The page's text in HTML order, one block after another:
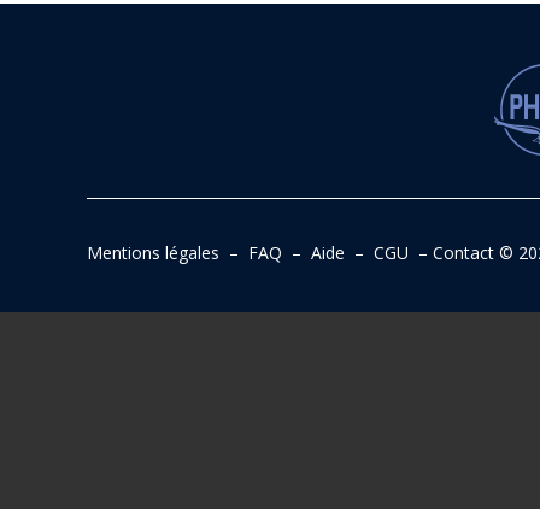
Mentions légales – FAQ – Aide – CGU – Contact©